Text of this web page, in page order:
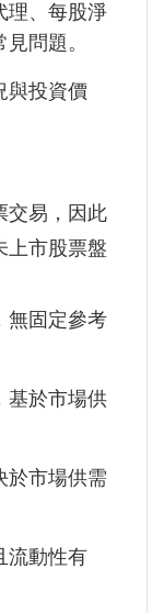
理、每股淨
問題。
與投資價
交易，因此
上市股票盤
無固定參考
基於市場供
於市場供需
流動性有